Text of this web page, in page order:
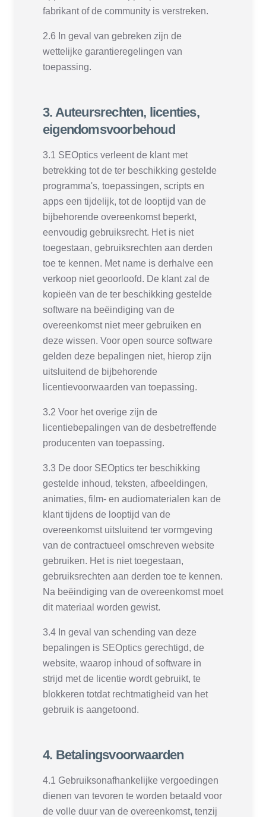
fabrikant of de community is verstreken.
2.6 In geval van gebreken zijn de
wettelijke garantieregelingen van
toepassing.
3. Auteursrechten, licenties,
eigendomsvoorbehoud
3.1 SEOptics verleent de klant met
betrekking tot de ter beschikking gestelde
programma's, toepassingen, scripts en
apps een tijdelijk, tot de looptijd van de
bijbehorende overeenkomst beperkt,
eenvoudig gebruiksrecht. Het is niet
toegestaan, gebruiksrechten aan derden
toe te kennen. Met name is derhalve een
verkoop niet geoorloofd. De klant zal de
kopieën van de ter beschikking gestelde
software na beëindiging van de
overeenkomst niet meer gebruiken en
deze wissen. Voor open source software
gelden deze bepalingen niet, hierop zijn
uitsluitend de bijbehorende
licentievoorwaarden van toepassing.
3.2 Voor het overige zijn de
licentiebepalingen van de desbetreffende
producenten van toepassing.
3.3 De door SEOptics ter beschikking
gestelde inhoud, teksten, afbeeldingen,
animaties, film- en audiomaterialen kan de
klant tijdens de looptijd van de
overeenkomst uitsluitend ter vormgeving
van de contractueel omschreven website
gebruiken. Het is niet toegestaan,
gebruiksrechten aan derden toe te kennen.
Na beëindiging van de overeenkomst moet
dit materiaal worden gewist.
3.4 In geval van schending van deze
bepalingen is SEOptics gerechtigd, de
website, waarop inhoud of software in
strijd met de licentie wordt gebruikt, te
blokkeren totdat rechtmatigheid van het
gebruik is aangetoond.
4. Betalingsvoorwaarden
4.1 Gebruiksonafhankelijke vergoedingen
dienen van tevoren te worden betaald voor
de volle duur van de overeenkomst, tenzij